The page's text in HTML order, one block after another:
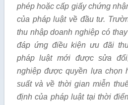
phép hoặc cấp giấy chứng
của pháp luật về đầu tư.
thu nhập doanh nghiệp có
đáp ứng điều kiện ưu đãi
pháp luật mới được sửa đổ
nghiệp được quyền lựa chọn
suất và về thời gian miễn thu
định của pháp luật tại thời điể